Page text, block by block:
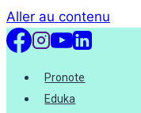
Aller au contenu
Pronote
Eduka